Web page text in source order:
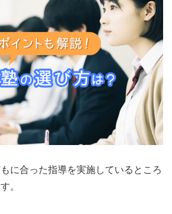
に合った指導を実施しているところ
。